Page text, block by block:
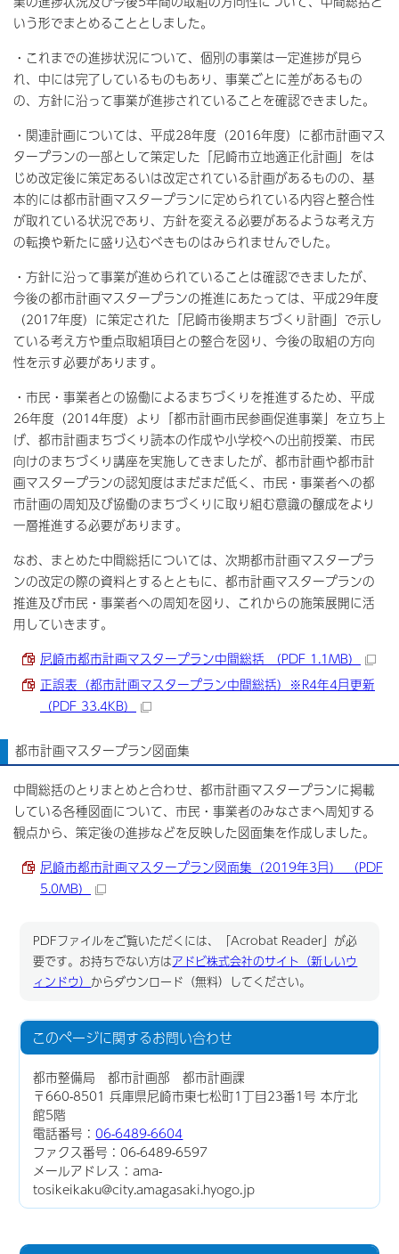
いう形でまとめることとしました。
・これまでの進捗状況について、個別の事業は一定進捗が見ら
れ、中には完了しているものもあり、事業ごとに差があるもの
の、方針に沿って事業が進捗されていることを確認できました。
・関連計画については、平成28年度（2016年度）に都市計画マス
タープランの一部として策定した「尼崎市立地適正化計画」をは
じめ改定後に策定あるいは改定されている計画があるものの、基
本的には都市計画マスタープランに定められている内容と整合性
が取れている状況であり、方針を変える必要があるような考え方
の転換や新たに盛り込むべきものはみられませんでした。
・方針に沿って事業が進められていることは確認できましたが、
今後の都市計画マスタープランの推進にあたっては、平成29年度
（2017年度）に策定された「尼崎市後期まちづくり計画」で示し
ている考え方や重点取組項目との整合を図り、今後の取組の方向
性を示す必要があります。
・市民・事業者との協働によるまちづくりを推進するため、平成
26年度（2014年度）より「都市計画市民参画促進事業」を立ち上
げ、都市計画まちづくり読本の作成や小学校への出前授業、市民
向けのまちづくり講座を実施してきましたが、都市計画や都市計
画マスタープランの認知度はまだまだ低く、市民・事業者への都
市計画の周知及び協働のまちづくりに取り組む意識の醸成をより
一層推進する必要があります。
なお、まとめた中間総括については、次期都市計画マスタープラ
ンの改定の際の資料とするとともに、都市計画マスタープランの
推進及び市民・事業者への周知を図り、これからの施策展開に活
用していきます。
尼崎市都市計画マスタープラン中間総括 （PDF 1.1MB）
正誤表（都市計画マスタープラン中間総括）※R4年4月更新
（PDF 33.4KB）
都市計画マスタープラン図面集
中間総括のとりまとめと合わせ、都市計画マスタープランに掲載
している各種図面について、市民・事業者のみなさまへ周知する
観点から、策定後の進捗などを反映した図面集を作成しました。
尼崎市都市計画マスタープラン図面集（2019年3月） （PDF
5.0MB）
PDFファイルをご覧いただくには、「Acrobat Reader」が必
要です。お持ちでない方はアドビ株式会社のサイト（新しいウ
ィンドウ） からダウンロード（無料）してください。
このページに関するお問い合わせ
都市整備局 都市計画部 都市計画課
〒660-8501 兵庫県尼崎市東七松町1丁目23番1号 本庁北
館5階
電話番号：06-6489-6604
ファクス番号：06-6489-6597
メールアドレス：ama-
tosikeikaku@city.amagasaki.hyogo.jp